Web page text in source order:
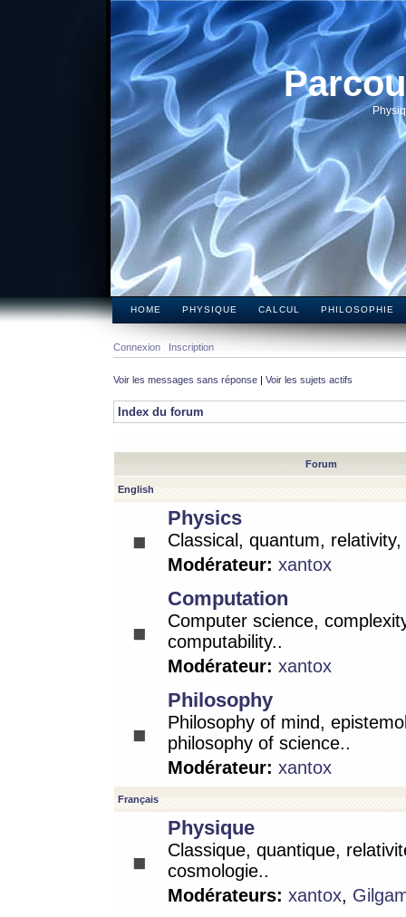
HOME PHYSIQUE CALCUL PHILOSOPHIE
Connexion Inscription
Voir les messages sans réponse | Voir les sujets actifs
Index du forum
Forum
English
Physics
Classical, quantum,
Modérateur: xantox
Computation
Computer science,
computability..
Modérateur: xantox
Philosophy
Philosophy of mind,
philosophy of science..
Modérateur: xantox
Français
Physique
Classique, quantique,
cosmologie..
Modérateurs: xantox,